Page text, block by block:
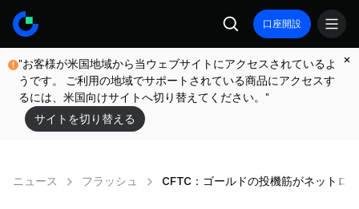
口座開設
"お客様が米国地域から当ウェブサイトにアクセスされているよ
うです。 ご利用の地域でサポートされている商品にアクセスす
るには、米国向けサイトへ切り替えてください。"
サイトを切り替える
ニュース フラッシュ CFTC：ゴールドの投機筋がネットロ